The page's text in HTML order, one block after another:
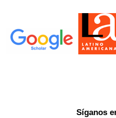
Síganos